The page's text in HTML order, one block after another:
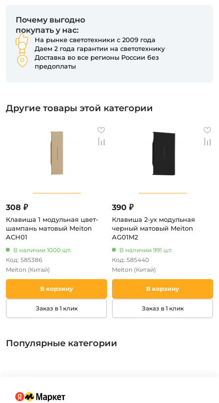
Почему выгодно
покупать у нас:
На рынке светотехники с 2009 года
Даем 2 года гарантии на светотехнику
Доставка во все регионы России без
предоплаты
Другие товары этой категории
308 ₽
Клавиша 1 модульная цвет-
шампань матовый Meiton
ACH01
В наличии 1000 шт.
Код: 585386
Meiton (Китай)
В корзину
Заказ в 1 клик
390 ₽
Клавиша 2-ух модульная
черный матовый Meiton
AG01M2
В наличии 991 шт.
Код: 585440
Meiton (Китай)
В корзину
Заказ в 1 клик
Популярные категории